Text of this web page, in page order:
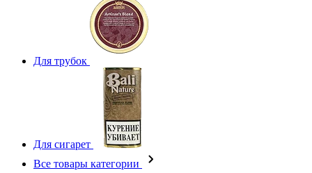
Для трубок
Для сигарет
Все товары категории